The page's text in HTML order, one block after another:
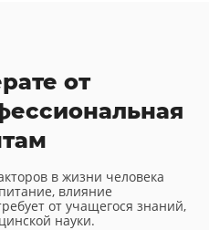
от
в жизни человека
влияние
от учащегося знаний,
науки.